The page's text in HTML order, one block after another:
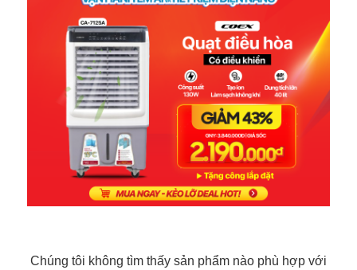
Chúng tôi không tìm thấy sản phẩm nào phù hợp với